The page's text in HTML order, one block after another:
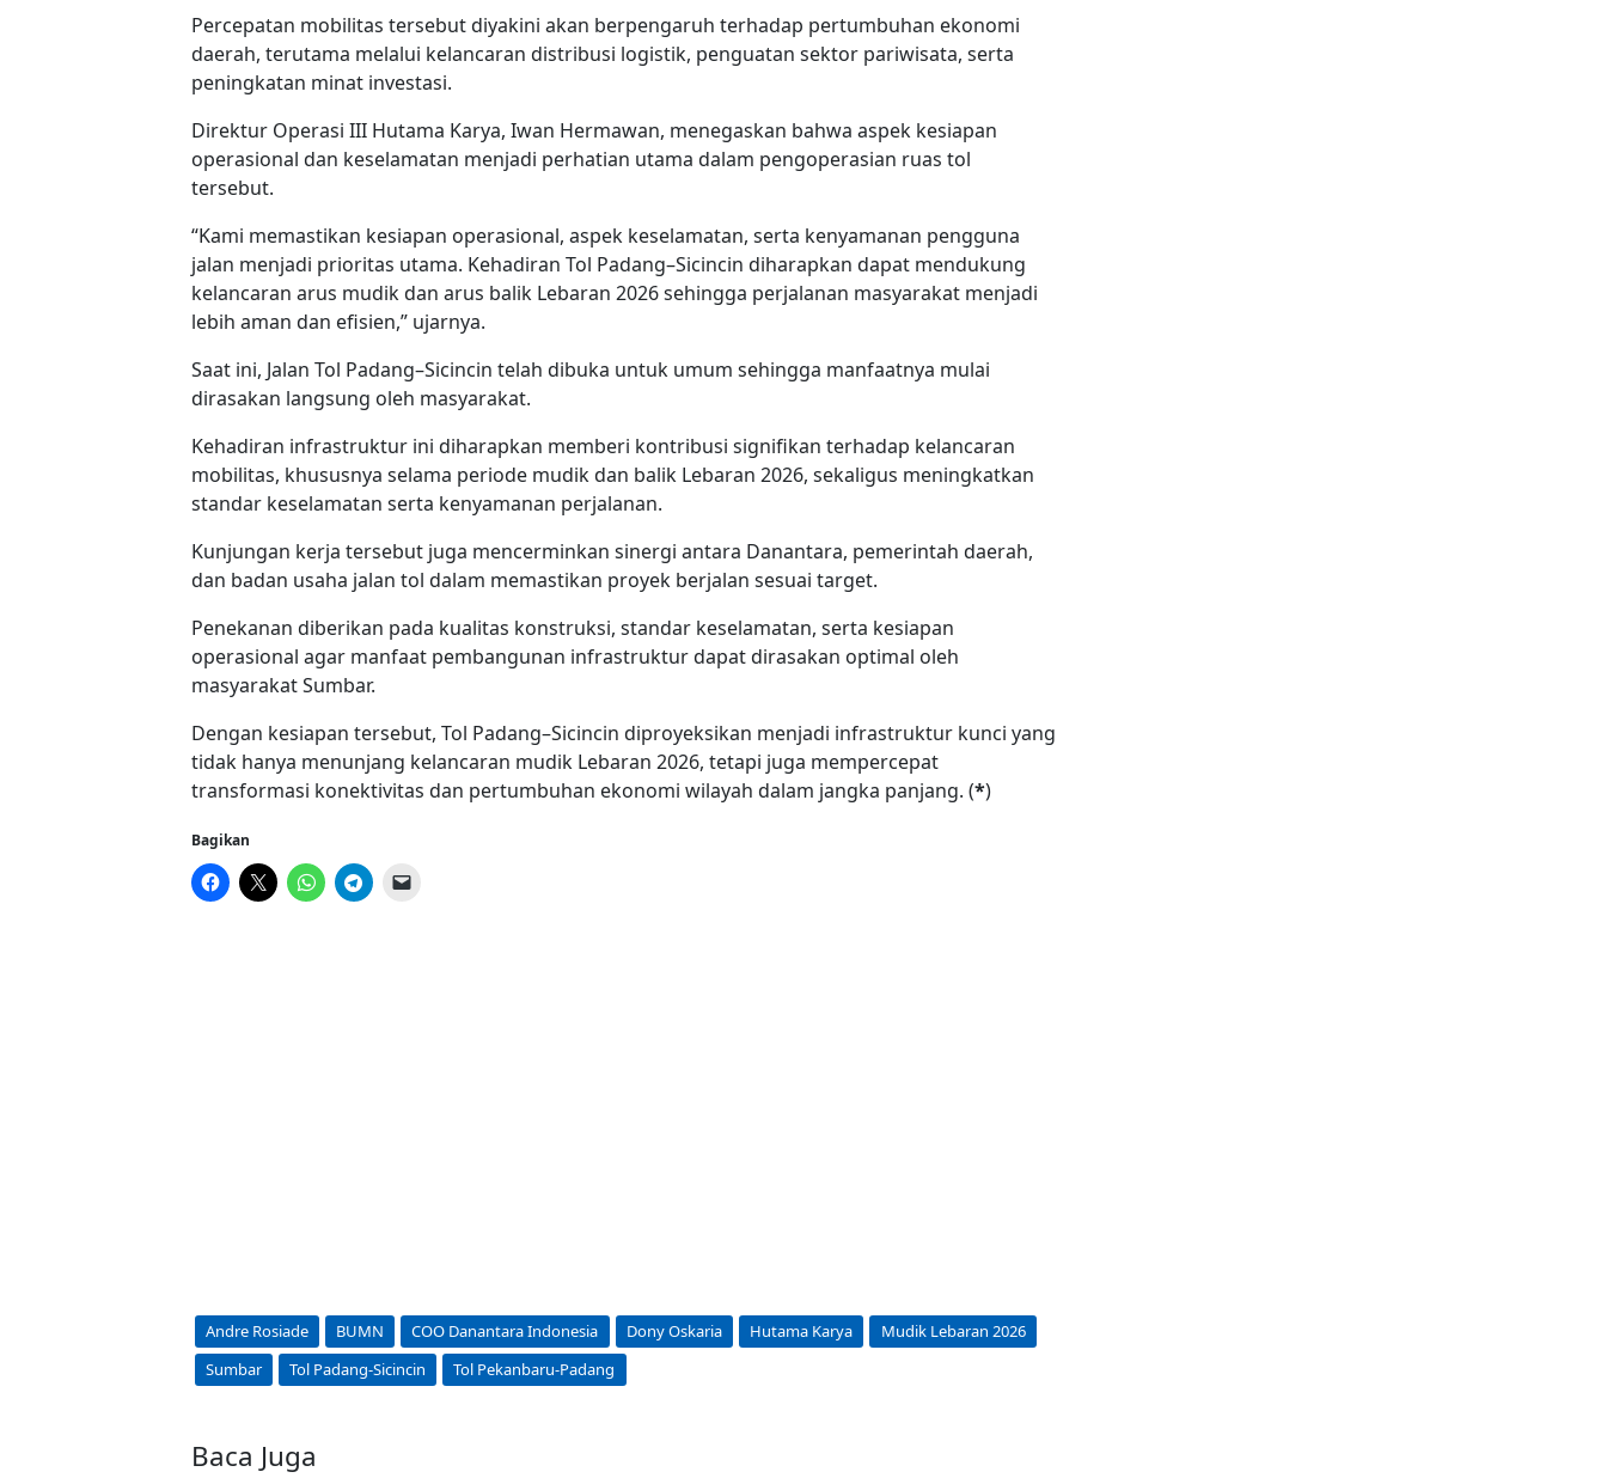
Percepatan mobilitas tersebut diyakini akan berpengaruh terhadap pertumbuhan ekonomi
daerah, terutama melalui kelancaran distribusi logistik, penguatan sektor pariwisata, serta
peningkatan minat investasi.
Direktur Operasi III Hutama Karya, Iwan Hermawan, menegaskan bahwa aspek kesiapan
operasional dan keselamatan menjadi perhatian utama dalam pengoperasian ruas tol
tersebut.
“Kami memastikan kesiapan operasional, aspek keselamatan, serta kenyamanan pengguna
jalan menjadi prioritas utama. Kehadiran Tol Padang–Sicincin diharapkan dapat mendukung
kelancaran arus mudik dan arus balik Lebaran 2026 sehingga perjalanan masyarakat menjadi
lebih aman dan efisien,” ujarnya.
Saat ini, Jalan Tol Padang–Sicincin telah dibuka untuk umum sehingga manfaatnya mulai
dirasakan langsung oleh masyarakat.
Kehadiran infrastruktur ini diharapkan memberi kontribusi signifikan terhadap kelancaran
mobilitas, khususnya selama periode mudik dan balik Lebaran 2026, sekaligus meningkatkan
standar keselamatan serta kenyamanan perjalanan.
Kunjungan kerja tersebut juga mencerminkan sinergi antara Danantara, pemerintah daerah,
dan badan usaha jalan tol dalam memastikan proyek berjalan sesuai target.
Penekanan diberikan pada kualitas konstruksi, standar keselamatan, serta kesiapan
operasional agar manfaat pembangunan infrastruktur dapat dirasakan optimal oleh
masyarakat Sumbar.
Dengan kesiapan tersebut, Tol Padang–Sicincin diproyeksikan menjadi infrastruktur kunci yang
tidak hanya menunjang kelancaran mudik Lebaran 2026, tetapi juga mempercepat
transformasi konektivitas dan pertumbuhan ekonomi wilayah dalam jangka panjang. (*)
Bagikan
Andre Rosiade BUMN COO Danantara Indonesia Dony Oskaria Hutama Karya
Mudik Lebaran 2026
Sumbar
Tol Padang-Sicincin Tol Pekanbaru-Padang
Baca Juga